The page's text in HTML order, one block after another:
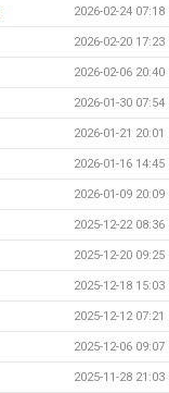
2026-02-24 07:18
2026-02-20 17:23
2026-02-06 20:40
2026-01-30 07:54
2026-01-21 20:01
2026-01-16 14:45
2026-01-09 20:09
2025-12-22 08:36
2025-12-20 09:25
2025-12-18 15:03
2025-12-12 07:21
2025-12-06 09:07
2025-11-28 21:03